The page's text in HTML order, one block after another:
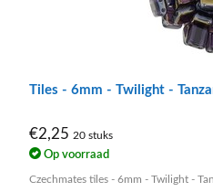
Tiles - 6mm - Twilight -
€2,25 20 stuks
Op voorraad
Czechmates tiles - 6mm -